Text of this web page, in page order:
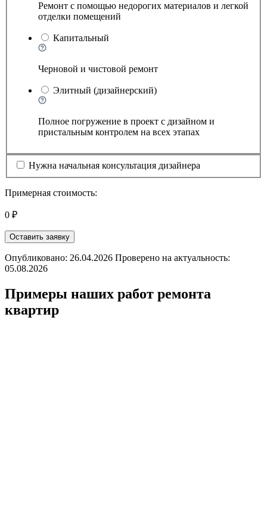
Ремонт с помощью недорогих материалов и легкой
отделки помещений
Капитальный
Черновой и чистовой ремонт
Элитный (дизайнерский)
Полное погружение в проект с дизайном и
пристальным контролем на всех этапах
Нужна начальная консультация дизайнера
Примерная стоимость:
0 ₽
Оставить заявку
Опубликовано: 26.04.2026 Проверено на актуальность:
05.08.2026
Примеры наших работ ремонта
квартир